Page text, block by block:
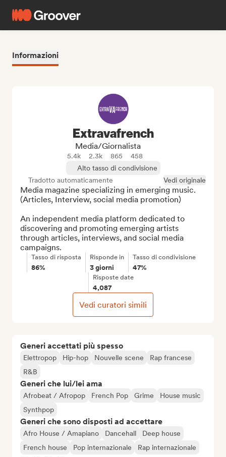
Informazioni
Generi accettati più spesso
Elettropop Hip-hop Nouvelle scene
Rap francese
R&B
Generi che lui/lei ama
Afrobeat / Afropop French Pop Grime
House music
Synthpop
Generi che sono disposti ad accettare
Afro House / Amapiano Dancehall
Deep house
French house
Pop internazionale
Rap internazionale
Extravafrench
Media/Giornalista
5.4k 2.3k 865
458
Alto tasso di condivisione
Tradotto automaticamente
Vedi originale
Media magazine specializing in emerging music.
(Articles, Interview, social media promotion)
An independent media platform dedicated to
discovering and promoting emerging artists
through articles, interviews, and social media
campaigns.
Tasso di risposta
86%
Risponde in
3 giorni
Tasso di condivisione
47%
Risposte date
4,087
Vedi curatori simili